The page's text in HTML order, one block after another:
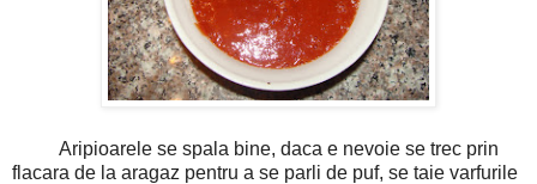
Aripioarele se spala bine, daca e nevoie se trec prin
flacara de la aragaz pentru a se parli de puf, se taie varfurile